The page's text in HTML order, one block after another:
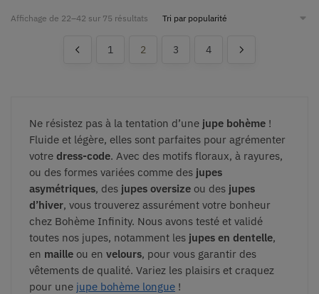
Affichage de 22–42 sur 75 résultats
1 2 3 4
Ne résistez pas à la tentation d’une jupe bohème !
Fluide et légère, elles sont parfaites pour agrémenter
votre dress-code. Avec des motifs floraux, à rayures,
ou des formes variées comme des jupes
asymétriques, des jupes oversize ou des jupes
d’hiver, vous trouverez assurément votre bonheur
chez Bohème Infinity. Nous avons testé et validé
toutes nos jupes, notamment les jupes en dentelle,
en maille ou en velours, pour vous garantir des
vêtements de qualité. Variez les plaisirs et craquez
pour une jupe bohème longue !